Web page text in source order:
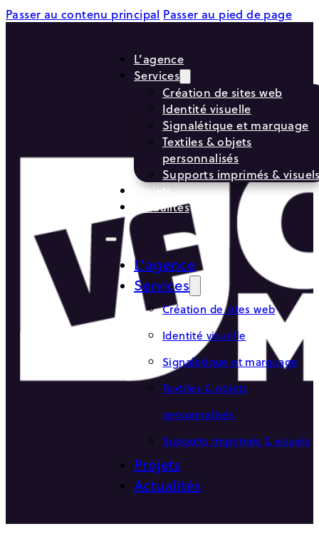
Passer au contenu principal Passer au pied de page
L’agence
Services
Création de sites web
Identité visuelle
Signalétique et marquage
Textiles & objets
personnalisés
Supports imprimés &
Projets
Actualités
L’agence
Services
Création de sites web
Identité visuelle
Signalétique et marquage
Textiles & objets
personnalisés
Supports imprimés & visuels
Projets
Actualités